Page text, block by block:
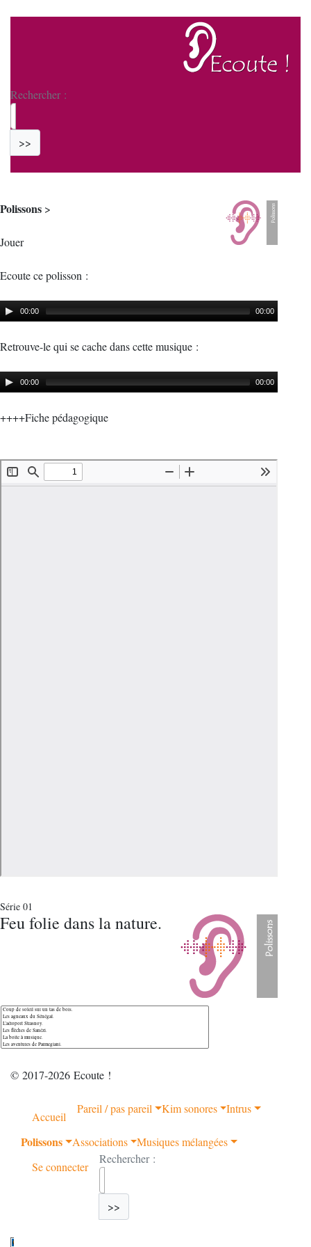
Rechercher :
>>
Polissons >
Jouer
Ecoute ce polisson :
00:00 00:00
Retrouve-le qui se cache dans cette musique :
00:00 00:00
++++Fiche pédagogique
Série 01
Feu folie dans la nature.
© 2017-2026 Ecoute !
Accueil
Pareil / pas pareil Kim sonores Intrus
Polissons Associations
Musiques mélangées
Se connecter
Rechercher :
>>